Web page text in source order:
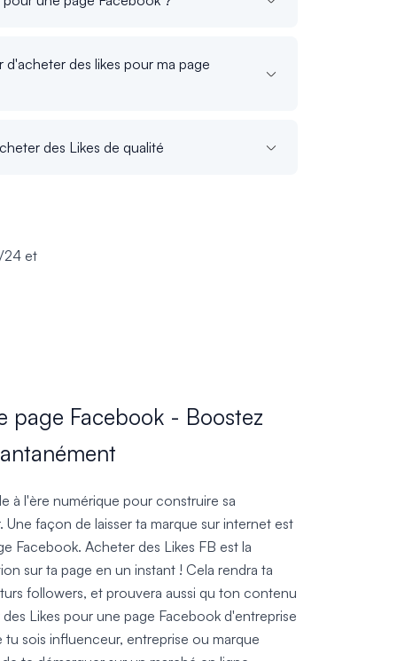
des likes pour ma page
des Likes de qualité
24 et
page Facebook - Boostez
à l'ère numérique pour construire sa
Une façon de laisser ta marque sur internet est
Facebook. Acheter des Likes FB est la
sur ta page en un instant ! Cela rendra ta
followers, et prouvera aussi qu ton contenu
Likes pour une page Facebook d'entreprise
sois influenceur, entreprise ou marque